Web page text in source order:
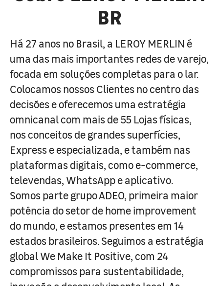
BR
Há 27 anos no Brasil, a LEROY MERLIN é
uma das mais importantes redes de varejo,
focada em soluções completas para o lar.
Colocamos nossos Clientes no centro das
decisões e oferecemos uma estratégia
omnicanal com mais de 55 Lojas físicas,
nos conceitos de grandes superfícies,
Express e especializada, e também nas
plataformas digitais, como e-commerce,
televendas, WhatsApp e aplicativo.
Somos parte grupo ADEO, primeira maior
potência do setor de home improvement
do mundo, e estamos presentes em 14
estados brasileiros. Seguimos a estratégia
global We Make It Positive, com 24
compromissos para sustentabilidade,